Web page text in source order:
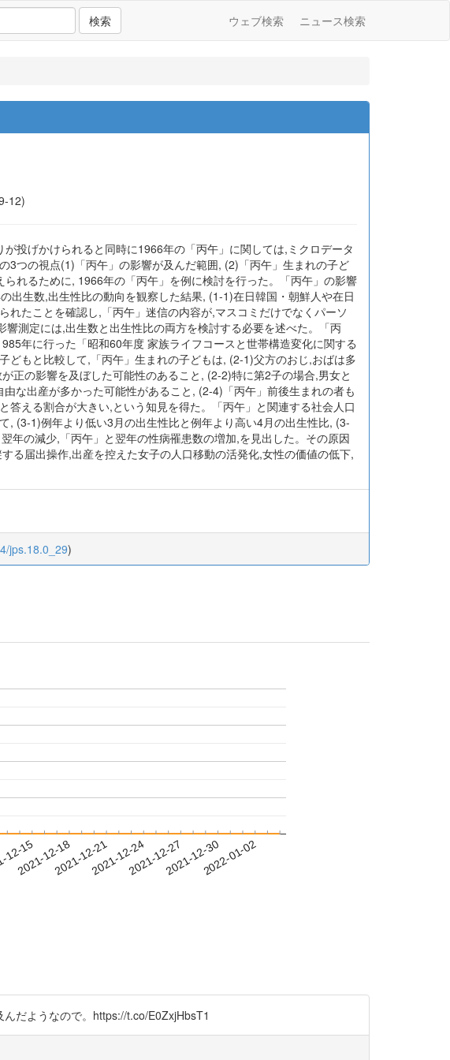
検索 ウェブ検索 ニュース検索
12)
投げかけられると同時に1966年の「丙午」に関しては,ミクロデータ
3つの視点(1)「丙午」の影響が及んだ範囲, (2)「丙午」生まれの子ど
れるために, 1966年の「丙午」を例に検討を行った。「丙午」の影響
出生数,出生性比の動向を観察した結果, (1-1)在日韓国・朝鮮人や在日
たことを確認し,「丙午」迷信の内容が,マスコミだけでなくパーソ
測定には,出生数と出生性比の両方を検討する必要を述べた。「丙
年に行った「昭和60年度 家族ライフコースと世帯構造変化に関する
もと比較して,「丙午」生まれの子どもは, (2-1)父方のおじ,おばは多
正の影響を及ぼした可能性のあること, (2-2)特に第2子の場合,男女と
な出産が多かった可能性があること, (2-4)「丙午」前後生まれの者も
える割合が大きい,という知見を得た。「丙午」と関連する社会人口
, (3-1)例年より低い3月の出生性比と例年より高い4月の出生性比, (3-
年の減少,「丙午」と翌年の性病罹患数の増加,を見出した。その原因
る届出操作,出産を控えた女子の人口移動の活発化,女性の価値の低下,
jps.18.0_29)
15
2021-12-182021-12-212021-12-242021-12-272021-12-302022-01-02
だようなので。https://t.co/E0ZxjHbsT1